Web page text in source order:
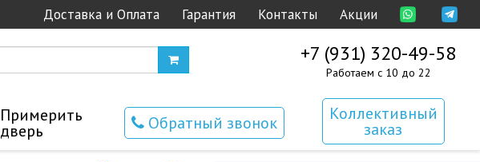
Доставка и Оплата Гарантия Контакты Акции
+7 (931) 320-49-58
Работаем с 10 до 22
Примерить
дверь Обратный звонок Коллективный
заказ